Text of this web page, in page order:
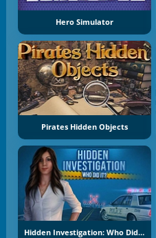
Hero Simulator
Pirates Hidden Objects
Hidden Investigation: Who Did It